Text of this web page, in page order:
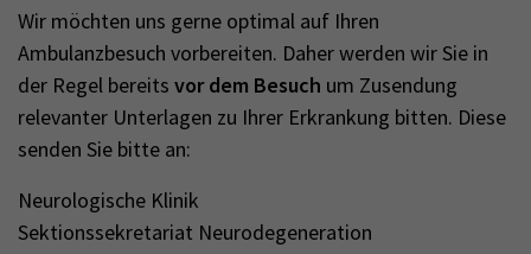
Wir möchten uns gerne optimal auf Ihren
Ambulanzbesuch vorbereiten. Daher werden wir Sie in
der Regel bereits vor dem Besuch um Zusendung
relevanter Unterlagen zu Ihrer Erkrankung bitten. Diese
senden Sie bitte an:
Neurologische Klinik
Sektionssekretariat Neurodegeneration